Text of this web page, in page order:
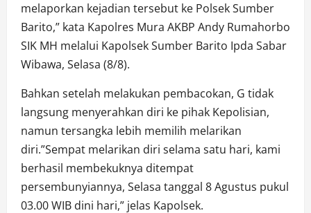
melaporkan kejadian tersebut ke Polsek Sumber
Barito,” kata Kapolres Mura AKBP Andy Rumahorbo
SIK MH melalui Kapolsek Sumber Barito Ipda Sabar
Wibawa, Selasa (8/8).
Bahkan setelah melakukan pembacokan, G tidak
langsung menyerahkan diri ke pihak Kepolisian,
namun tersangka lebih memilih melarikan
diri.”Sempat melarikan diri selama satu hari, kami
berhasil membekuknya ditempat
persembunyiannya, Selasa tanggal 8 Agustus pukul
03.00 WIB dini hari,” jelas Kapolsek.